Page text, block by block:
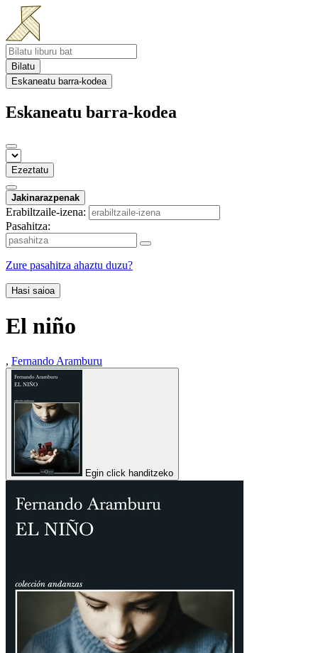
Bilatu
Eskaneatu barra-kodea
Eskaneatu barra-kodea
Ezeztatu
Jakinarazpenak
Erabiltzaile-izena:
Pasahitza:
Zure pasahitza ahaztu duzu?
Hasi saioa
El niño
, Fernando Aramburu
Egin click handitzeko